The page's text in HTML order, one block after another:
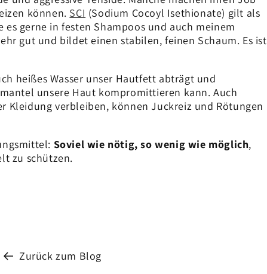
können. SCI (Sodium Cocoyl Isethionate) gilt als
es gerne in festen Shampoos und auch meinem
gut und bildet einen stabilen, feinen Schaum. Es ist
heißes Wasser unser Hautfett abträgt und
unsere Haut kompromittieren kann. Auch
Kleidung verbleiben, können Juckreiz und Rötungen
Soviel wie nötig, so wenig wie möglich,
zu schützen.
Zurück zum Blog